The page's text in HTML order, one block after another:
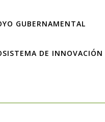
GUBERNAMENTAL
DE INNOVACIÓN